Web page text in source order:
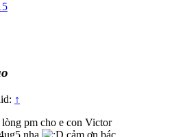
↑
pm cho e con Victor
nha
cảm ơn bác